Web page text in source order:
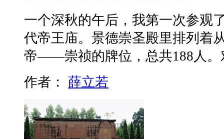
一个深秋的午后，我第一次参观
代帝王庙。景德崇圣殿里排列着
帝——崇祯的牌位，总共188人
作者： 薛立若